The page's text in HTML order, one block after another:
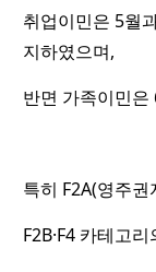
취업이민은 5월
지하였으며,
반면 가족이민
특히 F2A(영주
F2B·F4 카테고